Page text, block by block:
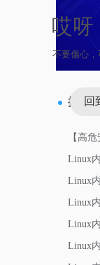
哎呀
不要傷心，
回